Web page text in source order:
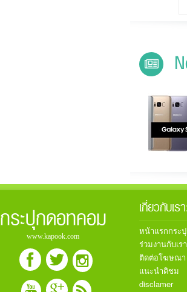
กระปุกดอทคอม
www.kapook.com
เกี่ยวกับเร
หน้าแรกกระ
ร่วมงานกับเรา
ติดต่อโฆษณา
แนะนำติชม
disclamer